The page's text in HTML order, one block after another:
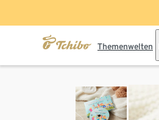
Themenwelten